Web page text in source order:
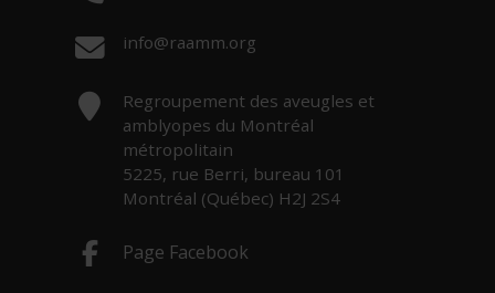
Courriel :
info@raamm.org
Adresse :
Regroupement des aveugles et
amblyopes du Montréal
métropolitain
5225, rue Berri, bureau 101
Montréal (Québec) H2J 2S4
Page Facebook